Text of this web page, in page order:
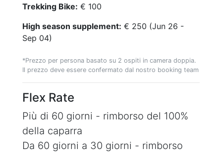
Trekking Bike: € 100
High season supplement: € 250 (Jun 26 -
Sep 04)
*Prezzo per persona basato su 2 ospiti in camera doppia.
Il prezzo deve essere confermato dal nostro booking team
Flex Rate
Più di 60 giorni - rimborso del 100%
della caparra
Da 60 giorni a 30 giorni - rimborso